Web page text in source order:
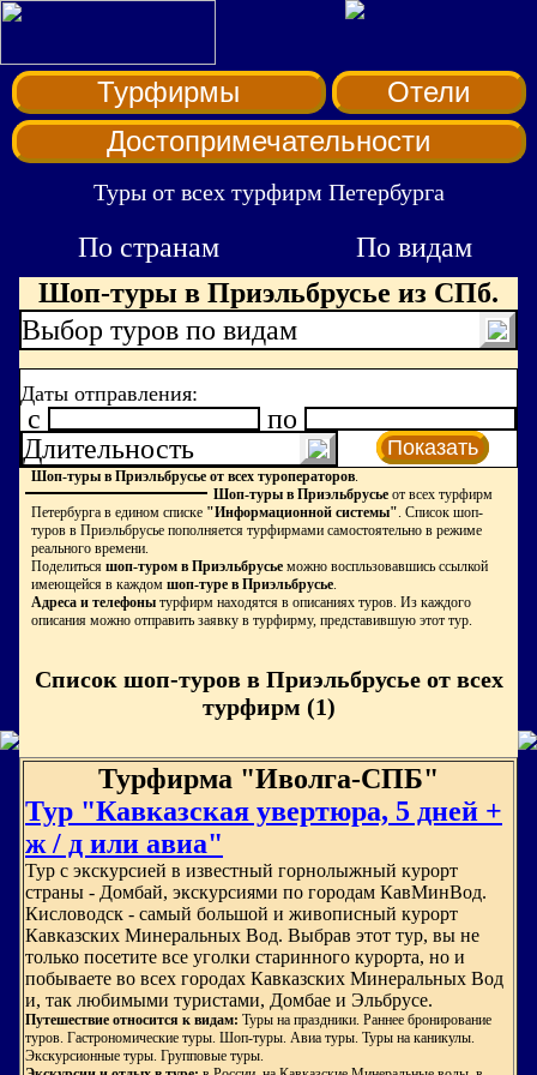
Турфирмы
Отели
Достопримечательности
Туры от всех турфирм Петербурга
По странам
По видам
Шоп-туры в Приэльбрусье из СПб.
Выбор туров по видам
Даты отправления:
c
по
Длительность
Показать
Шоп-туры в Приэльбрусье от всех туроператоров.
Шоп-туры в Приэльбрусье от всех турфирм
Петербурга в едином списке "Информационной системы". Список шоп-
туров в Приэльбрусье пополняется турфирмами самостоятельно в режиме
реального времени.
Поделиться шоп-туром в Приэльбрусье можно воспльзовавшись ссылкой
имеющейся в каждом шоп-туре в Приэльбрусье.
Адреса и телефоны турфирм находятся в описаниях туров. Из каждого
описания можно отправить заявку в турфирму, представившую этот тур.
Список шоп-туров в Приэльбрусье от всех
турфирм (1)
Турфирма "Иволга-СПБ"
Тур "Кавказская увертюра, 5 дней +
ж / д или авиа"
Тур с экскурсией в известный горнолыжный курорт
страны - Домбай, экскурсиями по городам КавМинВод.
Кисловодск - самый большой и живописный курорт
Кавказских Минеральных Вод. Выбрав этот тур, вы не
только посетите все уголки старинного курорта, но и
побываете во всех городах Кавказских Минеральных Вод
и, так любимыми туристами, Домбае и Эльбрусе.
Путешествие относится к видам: Туры на праздники. Раннее бронирование
туров. Гастрономические туры. Шоп-туры. Авиа туры. Туры на каникулы.
Экскурсионные туры. Групповые туры.